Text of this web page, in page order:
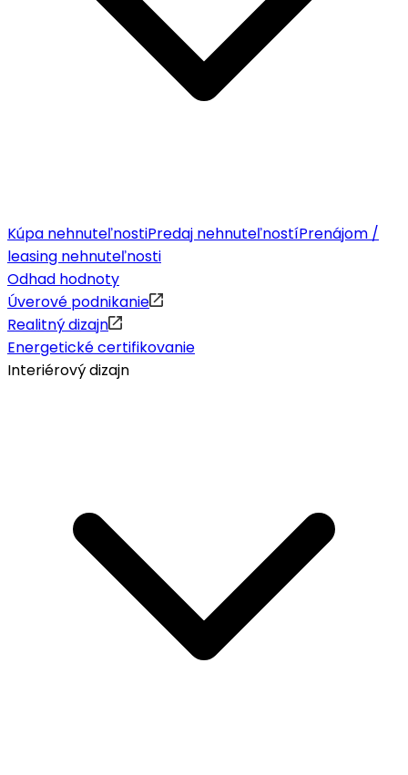
Kúpa nehnuteľnostiPredaj nehnuteľnostíPrenájom /
leasing nehnuteľnosti
Odhad hodnoty
Úverové podnikanie
Realitný dizajn
Energetické certifikovanie
Interiérový dizajn